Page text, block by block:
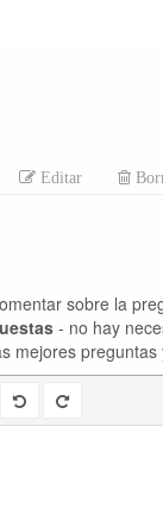
Editar
sobre la
- no hay
mejores preguntas